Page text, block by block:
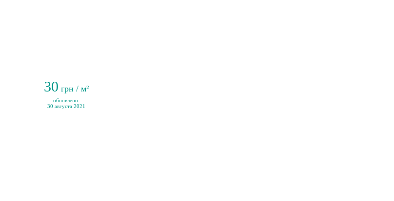
30 грн / м²
обновлено:
30 августа 2021